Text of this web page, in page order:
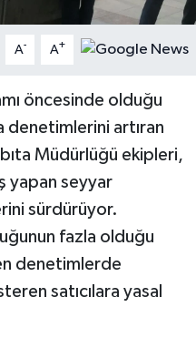
A- A+
öncesinde olduğu
denetimlerini artıran
Müdürlüğü ekipleri,
yapan seyyar
sürdürüyor.
fazla olduğu
denetimlerde
satıcılara yasal